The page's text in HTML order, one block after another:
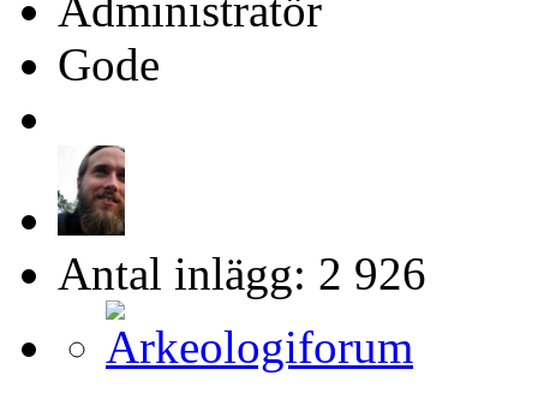
Administratör
Gode
Antal inlägg: 2 926